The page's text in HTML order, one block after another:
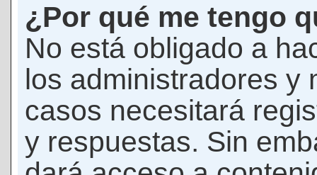
¿Por qué me tengo
No está obligado a
los administradores y
casos necesitará
y respuestas. Sin